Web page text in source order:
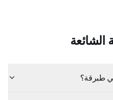
الشائعة
طبرقة؟